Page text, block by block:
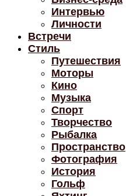
Интервью
Личности
Встречи
Стиль
Путешествия
Моторы
Кино
Музыка
Спорт
Творчество
Рыбалка
Пространство
Фотография
История
Гольф